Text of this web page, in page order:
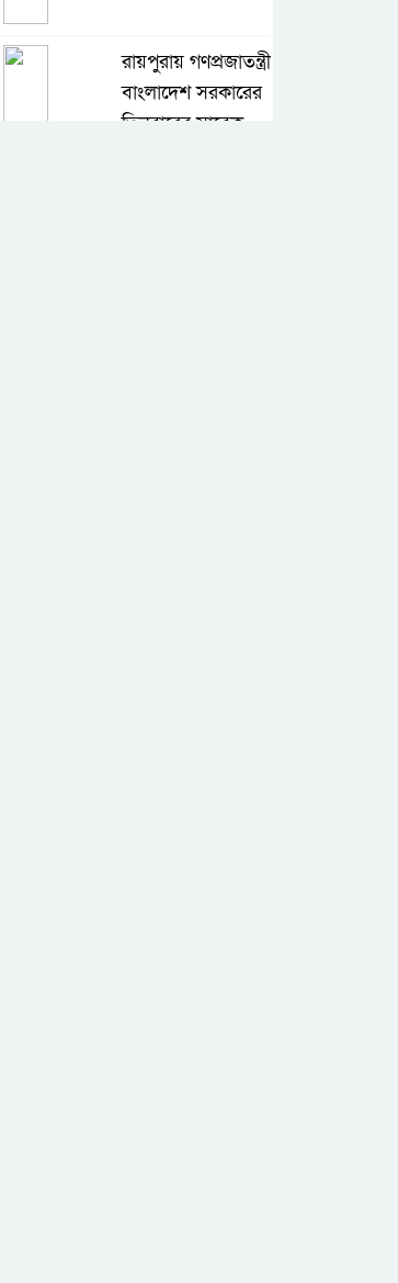
রায়পুরায় গণপ্রজাতন্ত্রী
বাংলাদেশ সরকারের
তিনবারের সাবেক